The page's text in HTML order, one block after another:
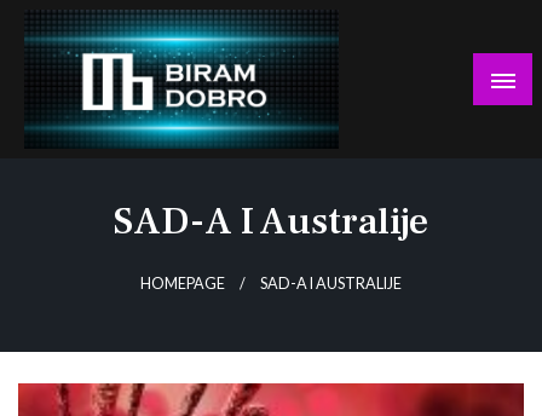
Skip
content
SAD-A I Australije
HOMEPAGE SAD-A I AUSTRALIJE